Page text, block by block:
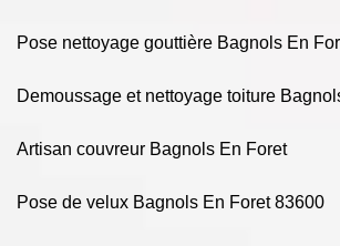
Pose nettoyage gouttière Bagnols En
Demoussage et nettoyage toiture
Artisan couvreur Bagnols En Foret
Pose de velux Bagnols En Foret 83600